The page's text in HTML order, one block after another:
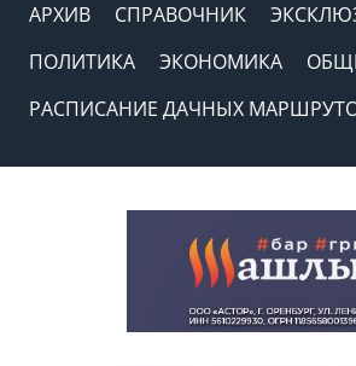
АРХИВ СПРАВОЧНИК
ПОЛИТИКА
ЭКОНОМИКА
РАСПИСАНИЕ ДАЧНЫХ